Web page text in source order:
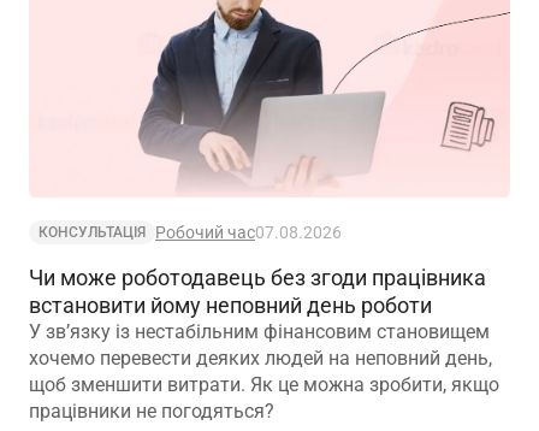
КОНСУЛЬТАЦІЯ Робочий час07.08.2026
Чи може роботодавець без згоди працівника
встановити йому неповний день роботи
У зв’язку із нестабільним фінансовим становищем
хочемо перевести деяких людей на неповний день,
щоб зменшити витрати. Як це можна зробити, якщо
працівники не погодяться?